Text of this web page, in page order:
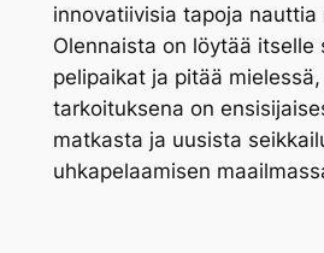
innovatiivisia tapoja nauttia
Olennaista on löytää itselle
pelipaikat ja pitää
tarkoituksena on
matkasta ja uusista
uhkapelaamisen